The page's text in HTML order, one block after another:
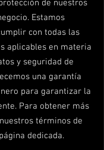
de nuestros
Estamos
con todas las
aplicables en materia
y seguridad de
una garantía
para garantizar la
Para obtener más
términos de
dedicada.